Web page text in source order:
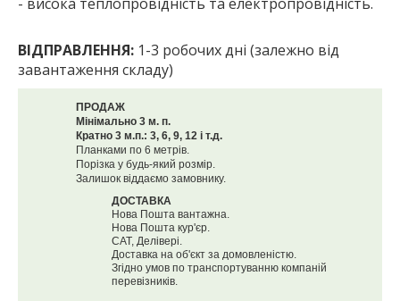
ВІДПРАВЛЕННЯ: 1-3 робочих дні (залежно від
завантаження складу)
ПРОДАЖ
Мінімально 3 м. п.
Кратно 3 м.п.: 3, 6, 9, 12 і т.д.
Планками по 6 метрів.
Порізка у будь-який розмір.
Залишок віддаємо замовнику.
ДОСТАВКА
Нова Пошта вантажна.
Нова Пошта кур'єр.
САТ, Делівері.
Доставка на об'єкт за домовленістю.
Згідно умов по транспортуванню компаній
перевізників.